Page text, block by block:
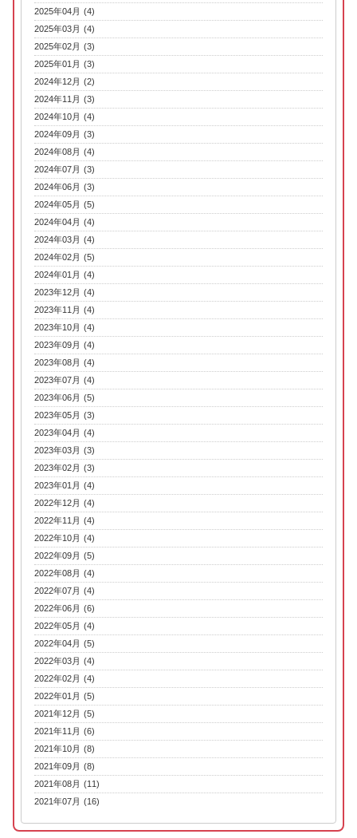
2025年04月 (4)
2025年03月 (4)
2025年02月 (3)
2025年01月 (3)
2024年12月 (2)
2024年11月 (3)
2024年10月 (4)
2024年09月 (3)
2024年08月 (4)
2024年07月 (3)
2024年06月 (3)
2024年05月 (5)
2024年04月 (4)
2024年03月 (4)
2024年02月 (5)
2024年01月 (4)
2023年12月 (4)
2023年11月 (4)
2023年10月 (4)
2023年09月 (4)
2023年08月 (4)
2023年07月 (4)
2023年06月 (5)
2023年05月 (3)
2023年04月 (4)
2023年03月 (3)
2023年02月 (3)
2023年01月 (4)
2022年12月 (4)
2022年11月 (4)
2022年10月 (4)
2022年09月 (5)
2022年08月 (4)
2022年07月 (4)
2022年06月 (6)
2022年05月 (4)
2022年04月 (5)
2022年03月 (4)
2022年02月 (4)
2022年01月 (5)
2021年12月 (5)
2021年11月 (6)
2021年10月 (8)
2021年09月 (8)
2021年08月 (11)
2021年07月 (16)